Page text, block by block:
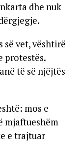
dhe nuk
së vet, vështirë
protestës.
të së njëjtës
mos e
mjaftueshëm
e trajtuar